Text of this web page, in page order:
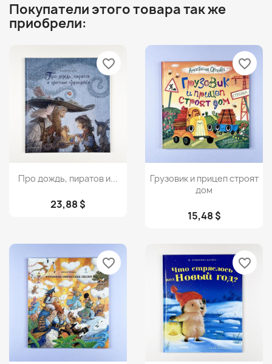
Покупатели этого товара так же
приобрели:
Просмотр
Про дождь, пиратов и...
23,88 $
favorite_border
Просмотр
Грузовик и прицеп строят
дом
15,48 $
favorite_border
favorite_border favorite_border